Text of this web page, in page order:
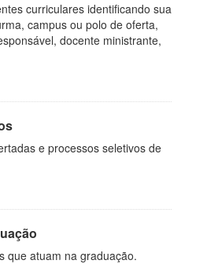
curriculares identificando sua
campus ou polo de oferta,
docente ministrante,
e processos seletivos de
que atuam na graduação.